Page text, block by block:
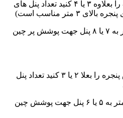
برای حالت پرچین عرض پنجره را بعلاوه ۳ یا ۴ کنید تعداد پنل های
مثال:پنجره با عرض ۳ متر به ۷ یا ۸ پنل جهت پوشش پر چین
برای حالت چین متوسط عرض پنجره را بعلا ۲ یا ۳ کنید تعداد پنل
برای مثال:پنجره با عرض ۲/۵ متر به ۵ یا ۶ پنل جهت پوشش چین